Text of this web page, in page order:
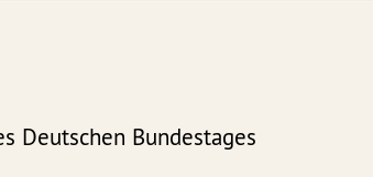
Deutschen Bundestages